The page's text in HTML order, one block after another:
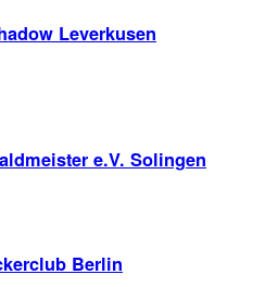
Leverkusen
e.V. Solingen
Berlin